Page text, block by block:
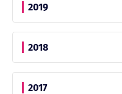
2019
2018
2017